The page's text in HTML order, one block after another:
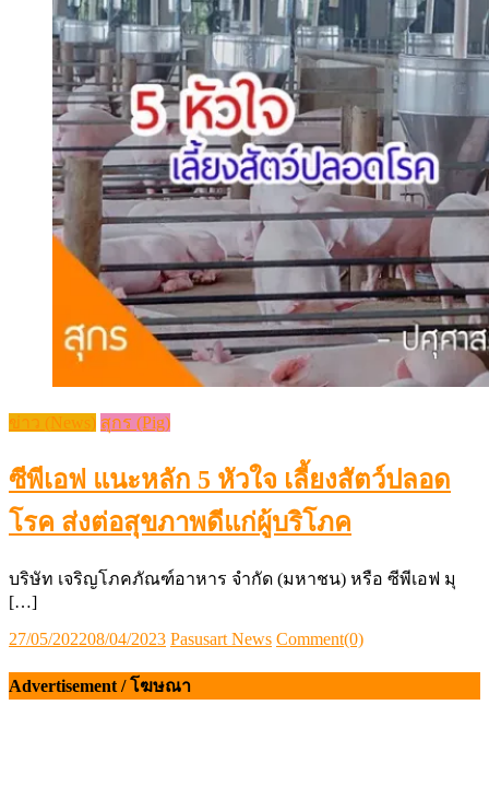
ข่าว (News) สุกร (Pig)
ซีพีเอฟ แนะหลัก 5 หัวใจ เลี้ยงสัตว์ปลอด
โรค ส่งต่อสุขภาพดีแก่ผู้บริโภค
บริษัท เจริญโภคภัณฑ์อาหาร จำกัด (มหาชน) หรือ ซีพีเอฟ มุ
[…]
Posted
27/05/202208/04/2023 Author
Pasusart News Comment(0)
Advertisement / โฆษณา